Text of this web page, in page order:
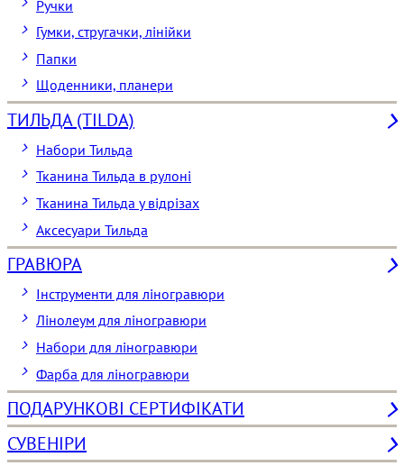
Ручки
Гумки, стругачки, лінійки
Папки
Щоденники, планери
ТИЛЬДА (TILDA)
Набори Тильда
Тканина Тильда в рулоні
Тканина Тильда у відрізах
Аксесуари Тильда
ГРАВЮРА
Інструменти для ліногравюри
Лінолеум для ліногравюри
Набори для ліногравюри
Фарба для ліногравюри
ПОДАРУНКОВІ СЕРТИФІКАТИ
СУВЕНІРИ